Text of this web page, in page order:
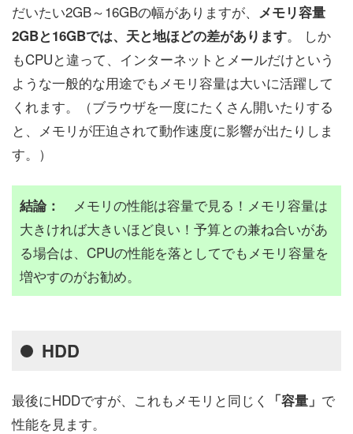
だいたい2GB～16GBの幅がありますが、
メモリ容量
2GBと16GBでは、天と地ほどの差があります。 しか
もCPUと違って、インターネットとメールだけという
ような一般的な用途でもメモリ容量は大いに活躍して
くれます。（ブラウザを一度にたくさん開いたりする
と、メモリが圧迫されて動作速度に影響が出たりしま
す。）
結論：
メモリの性能は容量で見る！メモリ容量は
大きければ大きいほど良い！予算との兼ね合いがあ
る場合は、CPUの性能を落としてでもメモリ容量を
増やすのがお勧め。
HDD
最後にHDDですが、これもメモリと同じく 「容量」 で
性能を見ます。